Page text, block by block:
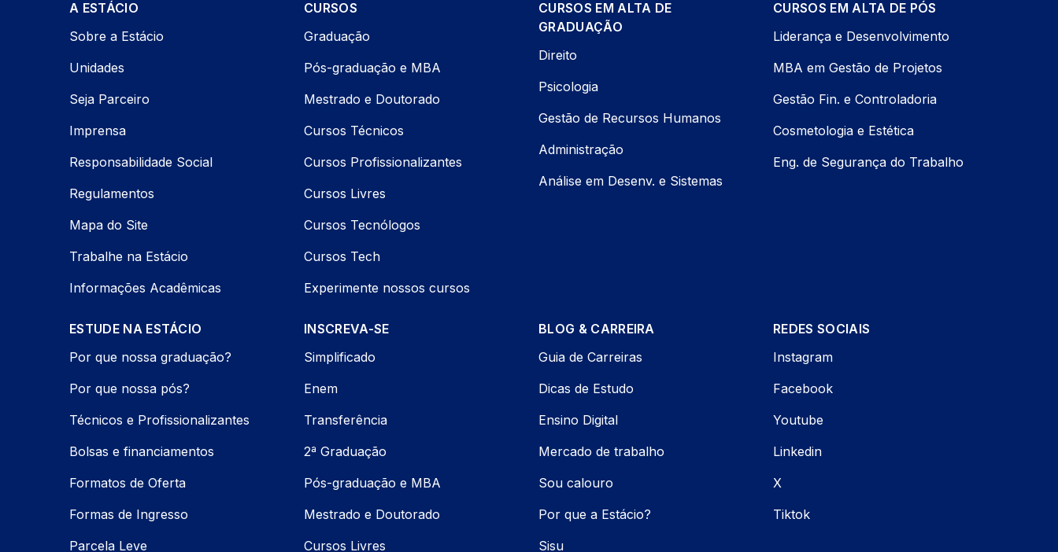
A ESTÁCIO
Sobre a Estácio
Unidades
Seja Parceiro
Imprensa
Responsabilidade Social
Regulamentos
Mapa do Site
Trabalhe na Estácio
Informações Acadêmicas
CURSOS
Graduação
Pós-graduação e MBA
Mestrado e Doutorado
Cursos Técnicos
Cursos Profissionalizantes
Cursos Livres
Cursos Tecnólogos
Cursos Tech
Experimente nossos cursos
CURSOS EM ALTA DE
GRADUAÇÃO
Direito
Psicologia
Gestão de Recursos Humanos
Administração
Análise em Desenv. e Sistemas
CURSOS EM ALTA DE PÓS
Liderança e Desenvolvimento
MBA em Gestão de Projetos
Gestão Fin. e Controladoria
Cosmetologia e Estética
Eng. de Segurança do Trabalho
ESTUDE NA ESTÁCIO
Por que nossa graduação?
Por que nossa pós?
Técnicos e Profissionalizantes
Bolsas e financiamentos
Formatos de Oferta
Formas de Ingresso
Parcela Leve
INSCREVA-SE
Simplificado
Enem
Transferência
2ª Graduação
Pós-graduação e MBA
Mestrado e Doutorado
Cursos Livres
BLOG & CARREIRA
Guia de Carreiras
Dicas de Estudo
Ensino Digital
Mercado de trabalho
Sou calouro
Por que a Estácio?
Sisu
REDES SOCIAIS
Instagram
Facebook
Youtube
Linkedin
X
Tiktok